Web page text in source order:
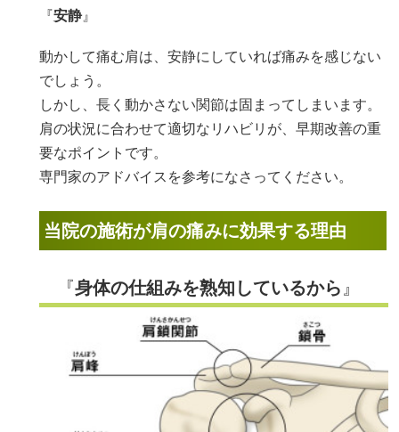
『安静』
動かして痛む肩は、安静にしていれば痛みを感じない
でしょう。
しかし、長く動かさない関節は固まってしまいます。
肩の状況に合わせて適切なリハビリが、早期改善の重
要なポイントです。
専門家のアドバイスを参考になさってください。
当院の施術が肩の痛みに効果する理由
『身体の仕組みを熟知しているから 』